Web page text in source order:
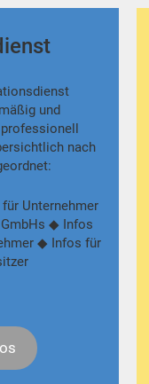
und
nach
Unternehmer
◆ Infos
◆ Infos für